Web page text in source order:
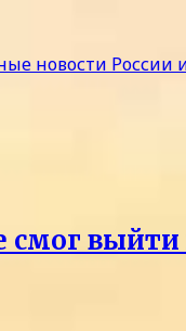
смог выйти